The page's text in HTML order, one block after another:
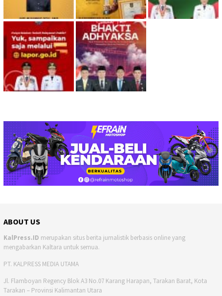
ABOUT US
KalPress.ID merupakan situs berita jurnalistik berbasis online yang
mengabarkan Kaltara untuk semua.
PT. KALPRESS MEDIA UTAMA
Jl. Flamboyan Regency Blok A3 No.07 Karang Harapan, Tarakan Barat, Kota
Tarakan – Provinsi Kalimantan Utara